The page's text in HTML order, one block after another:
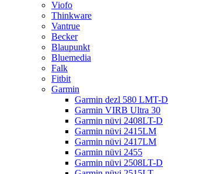
Viofo
Thinkware
Vantrue
Becker
Blaupunkt
Bluemedia
Falk
Fitbit
Garmin
Garmin dezl 580 LMT-D
Garmin VIRB Ultra 30
Garmin nüvi 2408LT-D
Garmin nüvi 2415LM
Garmin nüvi 2417LM
Garmin nüvi 2455
Garmin nüvi 2508LT-D